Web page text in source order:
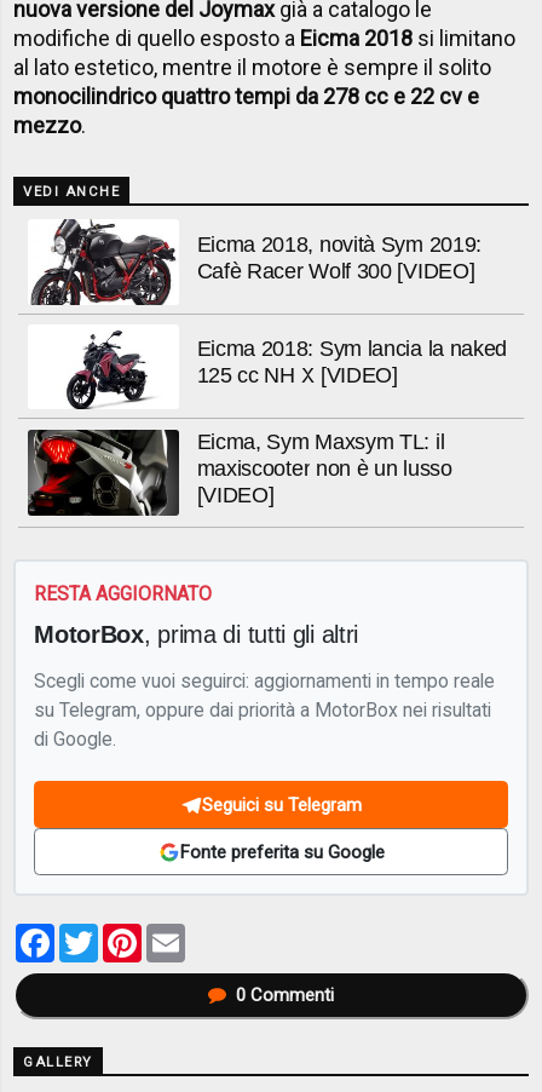
nuova versione del Joymaxgià a catalogo le
modifiche di quello esposto a Eicma 2018 si limitano
al lato estetico, mentre il motore è sempre il solito
monocilindrico quattro tempi da 278 cc e 22 cv e
mezzo.
VEDI ANCHE
Eicma 2018, novità Sym 2019:
Cafè Racer Wolf 300 [VIDEO]
Eicma 2018: Sym lancia la naked
125 cc NH X [VIDEO]
Eicma, Sym Maxsym TL: il
maxiscooter non è un lusso
[VIDEO]
RESTA AGGIORNATO
MotorBox, prima di tutti gli altri
Scegli come vuoi seguirci: aggiornamenti in tempo reale
su Telegram, oppure dai priorità a MotorBox nei risultati
di Google.
Seguici su Telegram
Fonte preferita su Google
Facebook
TwitterPinterest
0Commenti
GALLERY